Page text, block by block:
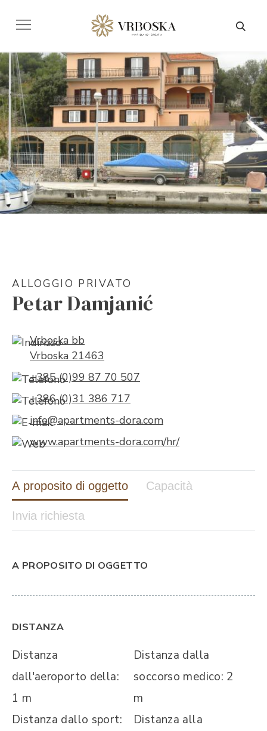
ALLOGGIO PRIVATO
Petar Damjanić
Vrboska bb
Vrboska 21463
+385 (0)99 87 70 507
+386 (0)31 386 717
info@apartments-dora.com
www.apartments-dora.com/hr/
A proposito di oggetto Capacità
Invia richiesta
A PROPOSITO DI OGGETTO
DISTANZA
Distanza
dall'aeroporto della:
1 m
Distanza dalla
soccorso medico: 2
m
Distanza dallo sport:
Distanza alla